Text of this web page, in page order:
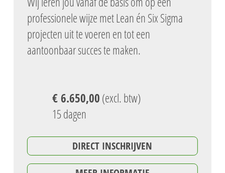
professionele wijze met Lean én Six Sigma
projecten uit te voeren en tot een
aantoonbaar succes te maken.
€ 6.650,00(excl. btw)
15 dagen
DIRECT INSCHRIJVEN